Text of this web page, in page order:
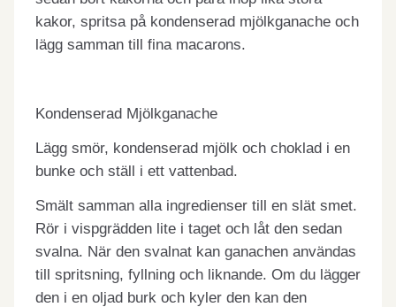
kakor, spritsa på kondenserad mjölkganache och
lägg samman till fina macarons.
Kondenserad Mjölkganache
Lägg smör, kondenserad mjölk och choklad i en
bunke och ställ i ett vattenbad.
Smält samman alla ingredienser till en slät smet.
Rör i vispgrädden lite i taget och låt den sedan
svalna. När den svalnat kan ganachen användas
till spritsning, fyllning och liknande. Om du lägger
den i en oljad burk och kyler den kan den